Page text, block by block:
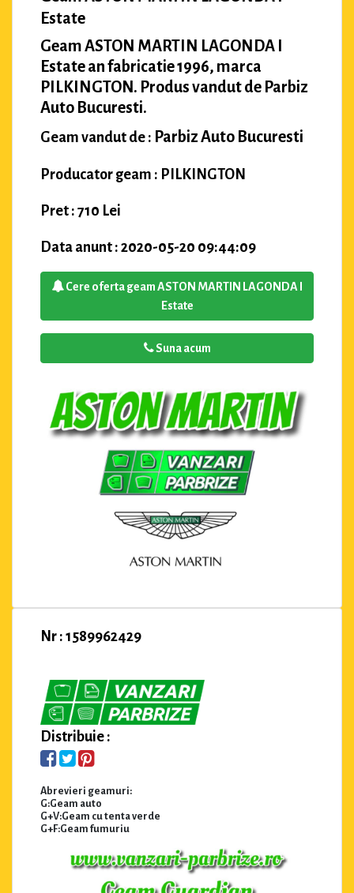
Estate
Geam ASTON MARTIN LAGONDA I
Estate an fabricatie 1996, marca
PILKINGTON. Produs vandut de Parbiz
Auto Bucuresti.
Geam vandut de : Parbiz Auto Bucuresti
Producator geam : PILKINGTON
Pret : 710 Lei
Data anunt : 2020-05-20 09:44:09
Cere oferta geam ASTON MARTIN LAGONDA I
Estate
Suna acum
Nr : 1589962429
Distribuie :
Abrevieri geamuri:
G:Geam auto
G+V:Geam cu tenta verde
G+F:Geam fumuriu